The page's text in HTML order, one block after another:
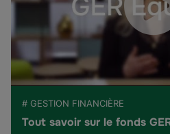
# GESTION FINANCIÈRE
Tout savoir sur le fonds